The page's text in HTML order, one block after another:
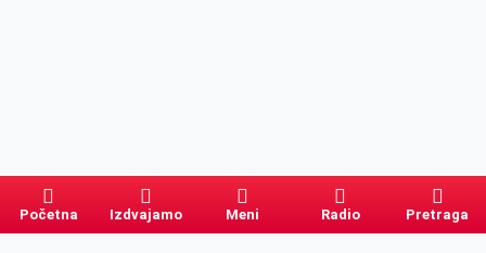
Početna Izdvajamo Meni Radio Pretraga